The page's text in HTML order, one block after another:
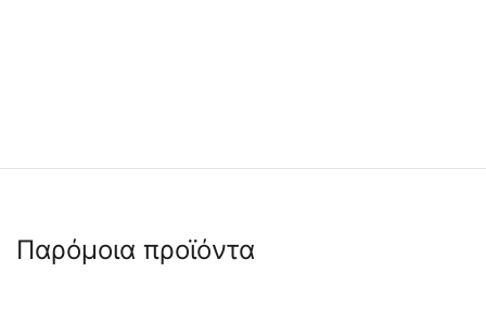
Παρόμοια προϊόντα